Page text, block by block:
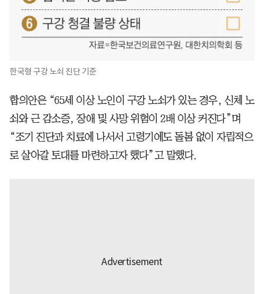
한국형 구강 노쇠 진단 기준
합의안은 “65세 이상 노인이 구강 노쇠가 있는 경우, 신체 노
쇠와 근 감소증, 장애 및 사망 위험이 2배 이상 커진다”며
“조기 진단과 치료에 나서서 고령기에도 돌봄 없이 자립적으
로 살아갈 토대를 마련하고자 했다”고 말했다.